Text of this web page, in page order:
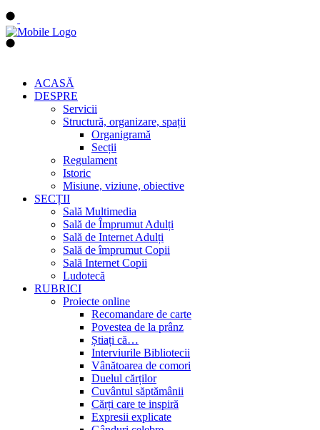
ACASĂ
DESPRE
Servicii
Structură, organizare, spații
Organigramă
Secții
Regulament
Istoric
Misiune, viziune, obiective
SECȚII
Sală Multimedia
Sală de Împrumut Adulți
Sală de Internet Adulți
Sală de împrumut Copii
Sală Internet Copii
Ludotecă
RUBRICI
Proiecte online
Recomandare de carte
Povestea de la prânz
Știați că…
Interviurile Bibliotecii
Vânătoarea de comori
Duelul cărților
Cuvântul săptămânii
Cărți care te inspiră
Expresii explicate